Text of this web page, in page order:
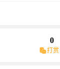
惊天大瓜震惊
着要娶她？呸，
，占有欲超强爱
】+【异能女强
0
打赏